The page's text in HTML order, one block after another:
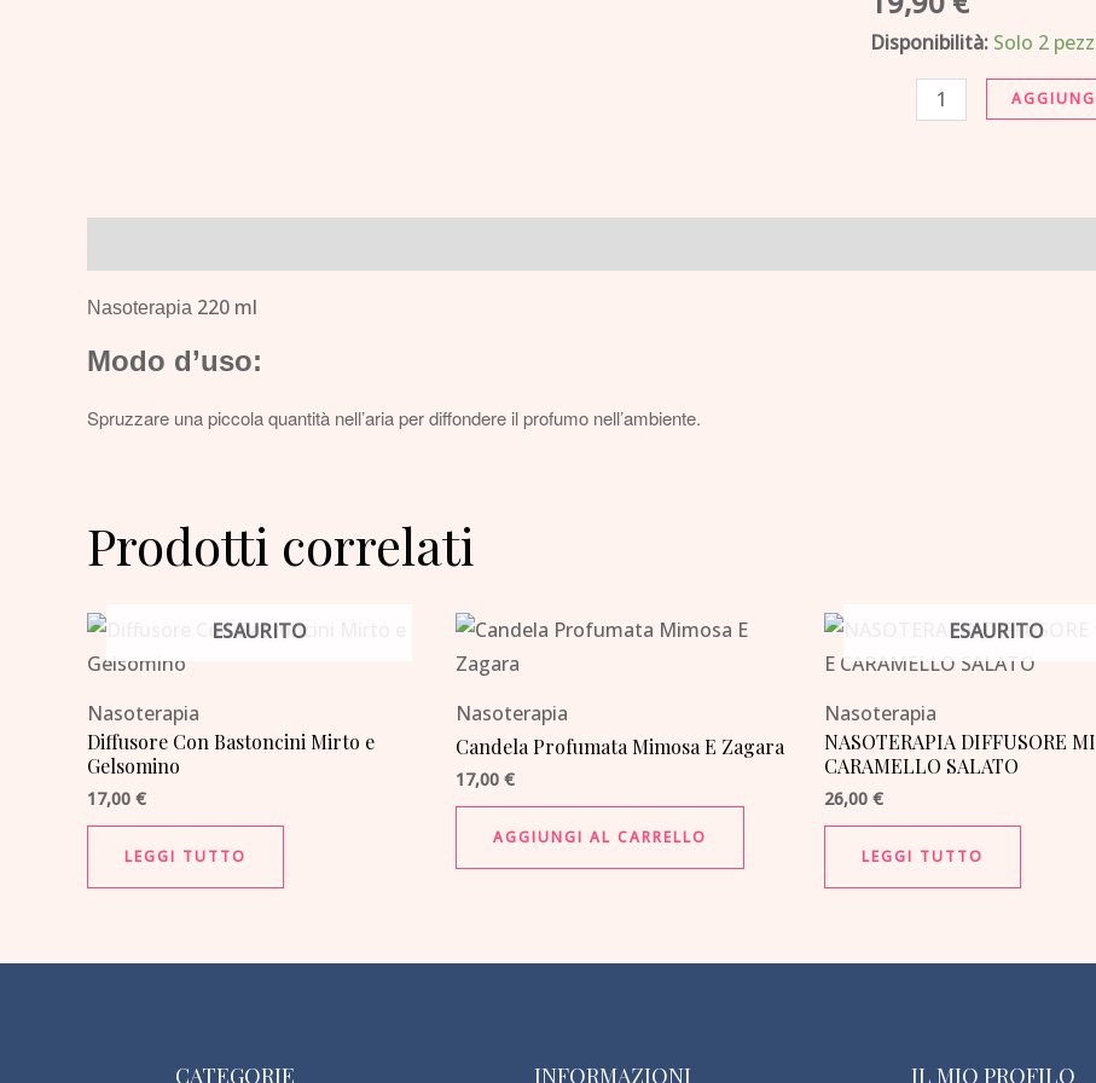
Disponibilità: Solo 2
Mirto
ambiente
Nasoterapia 220 ml
Modo d’uso:
Spruzzare una piccola quantità nell’aria per diffondere il profumo nell’ambiente.
Prodotti correlati
ESAURITO
Nasoterapia
Diffusore Con Bastoncini Mirto e
Gelsomino
17,00 €
LEGGI TUTTO
Nasoterapia
Candela Profumata Mimosa E Zagara
17,00 €
AGGIUNGI AL CARRELLO
ESAURITO
Nasoterapia
NASOTERAPIA DIFFUSORE
CARAMELLO SALATO
26,00 €
LEGGI TUTTO
CATEGORIE INFORMAZIONI IL MIO PROFILO